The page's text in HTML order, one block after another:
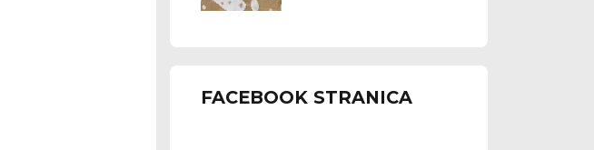
FACEBOOK STRANICA